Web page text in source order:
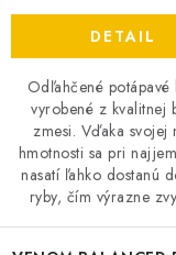
DETAIL
Odľahčené potápavé
vyrobené z kvalitnej
zmesi. Vďaka svojej
hmotnosti sa pri
nasatí ľahko dostanú
ryby, čím výrazne